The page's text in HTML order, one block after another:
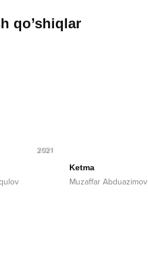
qo’shiqlar
2021
Ketma
Muzaffar Abduazimov